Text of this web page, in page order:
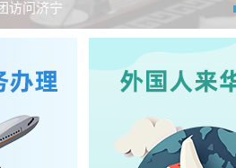
访问济宁